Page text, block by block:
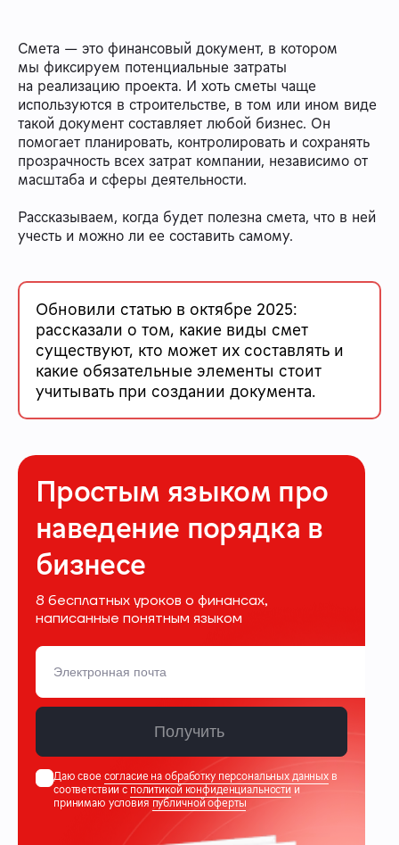
Смета — это финансовый документ, в котором
мы фиксируем потенциальные затраты
на реализацию проекта. И хоть сметы чаще
используются в строительстве, в том или ином виде
такой документ составляет любой бизнес. Он
помогает планировать, контролировать и сохранять
прозрачность всех затрат компании, независимо от
масштаба и сферы деятельности.
Рассказываем, когда будет полезна смета, что в ней
учесть и можно ли ее составить самому.
Обновили статью в октябре 2025:
рассказали о том, какие виды смет
существуют, кто может их составлять и
какие обязательные элементы стоит
учитывать при создании документа.
Простым языком про
наведение порядка в
бизнесе
8 бесплатных уроков о финансах,
написанные понятным языком
Получить
Даю свое согласие на обработку персональных данных в
соответствии сполитикой конфиденциальностии
принимаю условияпубличной оферты